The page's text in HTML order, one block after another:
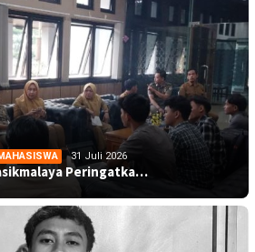
31 Juli 2026
Peringatka…